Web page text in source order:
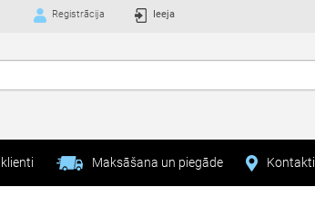
Registrācija Ieeja
Maksāšana un piegāde Kontakti